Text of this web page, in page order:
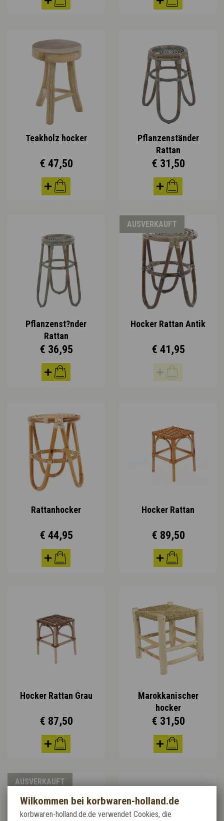
Teakholz hocker
€ 47,50
Pflanzenständer
Rattan
€ 31,50
Pflanzenst?nder
Rattan
€ 36,95
AUSVERKAUFT
Hocker Rattan Antik
€ 41,95
Rattanhocker
€ 44,95
Hocker Rattan
€ 89,50
Hocker Rattan Grau
€ 87,50
Marokkanischer
hocker
€ 31,50
AUSVERKAUFT
Wilkommen bei korbwaren-holland.de
korbwaren-holland.de.de verwendet Cookies, die